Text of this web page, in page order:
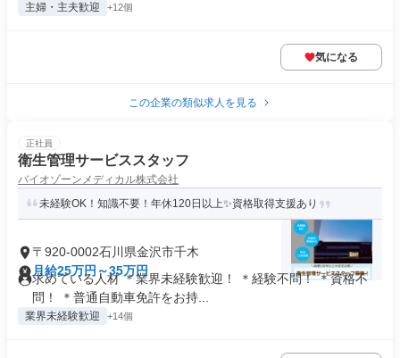
主婦・主夫歓迎 +12個
気になる
この企業の類似求人を見る
正社員
衛生管理サービススタッフ
バイオゾーンメディカル株式会社
未経験OK！知識不要！年休120日以上✨資格取得支援あり
〒920-0002石川県金沢市千木
月給25万円～35万円
求めている人材 ＊業界未経験歓迎！ ＊経験不問！ ＊資格不
問！ ＊普通自動車免許をお持...
業界未経験歓迎 +14個